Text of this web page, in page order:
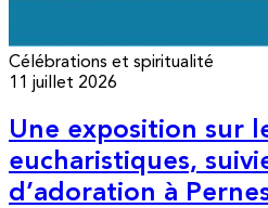
Célébrations et spiritualité
11 juillet 2026
Une exposition sur
eucharistiques,
d’adoration à